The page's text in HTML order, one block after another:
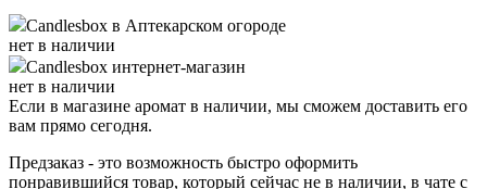
Candlesbox в Аптекарском огороде
нет в наличии
Candlesbox интернет-магазин
нет в наличии
Если в магазине аромат в наличии, мы сможем доставить его
вам прямо сегодня.
Предзаказ - это возможность быстро оформить
понравившийся товар, который сейчас не в наличии, в чате с